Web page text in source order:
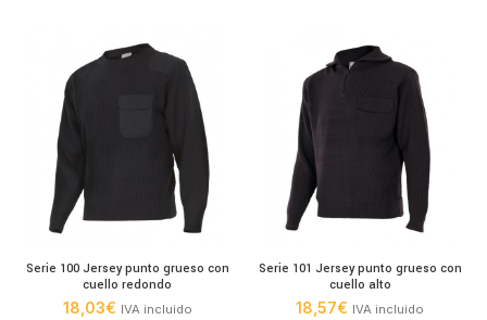
Serie 100 Jersey punto grueso con
cuello redondo
18,03€ IVA incluido
Serie 101 Jersey punto grueso con
cuello alto
18,57€ IVA incluido